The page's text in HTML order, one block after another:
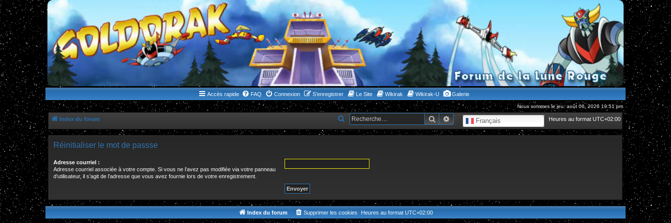
WWW.GOLDORAKGO.COM
le site de la Lune Rouge
Accès rapide FAQ Connexion S’enregistrer Le Site Wikirak Wikirak-U Galerie
Nous sommes le jeu. août 06, 2026 19:51 pm
Index du forum Heures au format UTC+02:00
Français
RechercherRecherche avancée
e
h
e
Réinitialiser le mot de passse
Adresse courriel :
Adresse courriel associée à votre compte. Si vous ne l’avez pas modifiée via votre panneau
d’utilisateur, il s’agit de l’adresse que vous avez fournie lors de votre enregistrement.
Index du forum Heures au format UTC+02:00
Supprimer les cookies